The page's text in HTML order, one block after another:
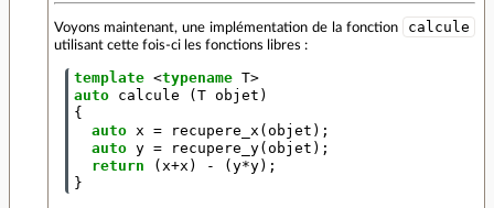
Voyons maintenant, une implémentation de la fonction calcule
utilisant cette fois-ci les fonctions libres :
template <typename T>
auto
calcule (T objet )
{
auto
x = recupere_x (objet );
auto y = recupere_y(objet );
return
( x+x ) - (y*y);
}